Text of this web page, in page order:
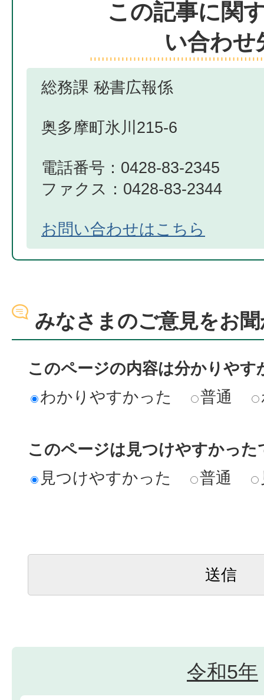
この記事に関
い合わせ
総務課 秘書広報係
奥多摩町氷川215-6
電話番号：0428-83-2345
ファクス：0428-83-2344
お問い合わせはこちら
みなさまのご意見をお
このページの内容は分かりやす
わかりやすかった
普通
このページは見つけやすかった
見つけやすかった
普通
令和5年